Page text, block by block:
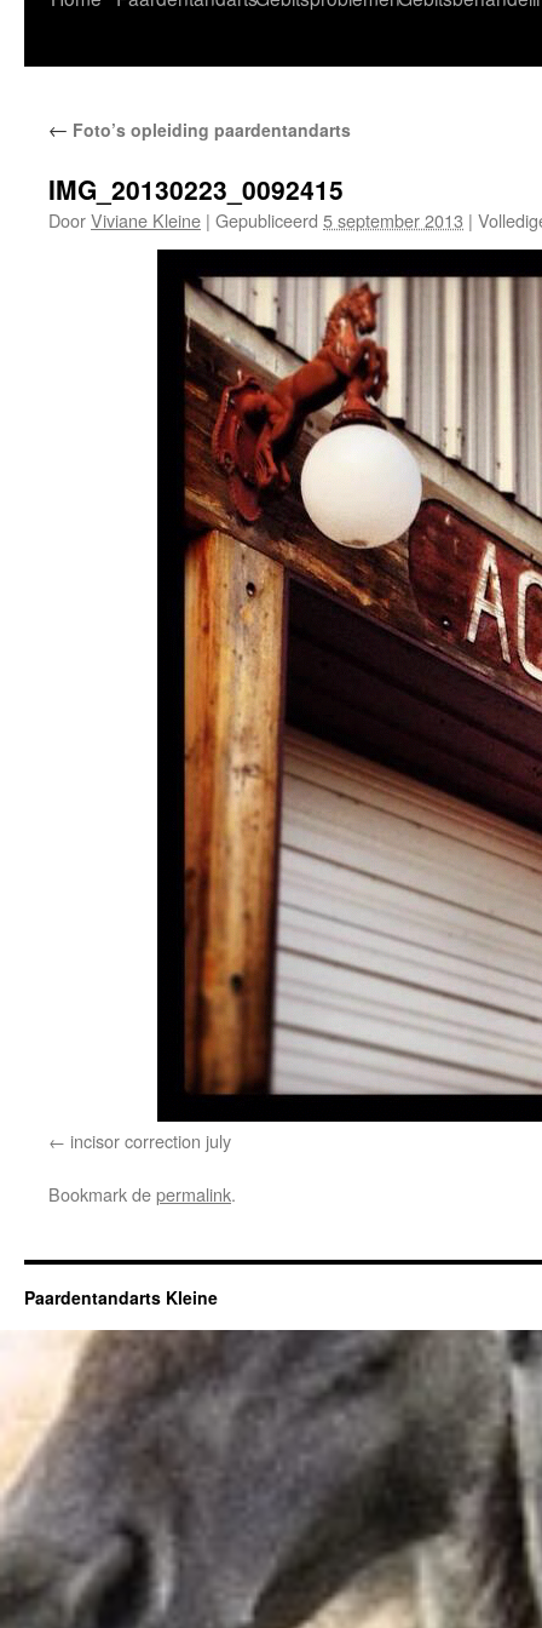
inhoud
← Foto’s opleiding paardentandarts
IMG_20130223_0092415
DoorViviane Kleine | Gepubliceerd 5 september 2013 |
incisor correction july
Bookmark depermalink.
Paardentandarts Kleine